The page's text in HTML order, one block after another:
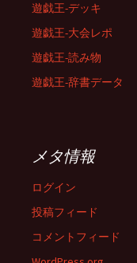
遊戯王-デッキ
遊戯王-大会レポ
遊戯王-読み物
遊戯王-辞書データ
メタ情報
ログイン
投稿フィード
コメントフィード